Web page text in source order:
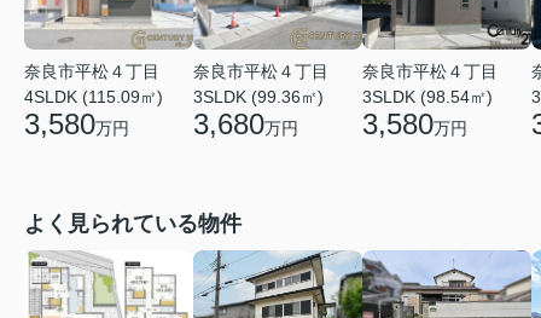
奈良市平松４丁目
4SLDK (115.09㎡)
3,580万円
奈良市平松４丁目
3SLDK (99.36㎡)
3,680万円
奈良市平松４丁目
3SLDK (98.54㎡)
3,580万円
よく見られている物件